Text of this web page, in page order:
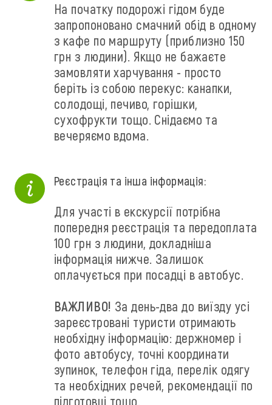
На початку подорожі гідом буде
запропоновано смачний обід в одному
з кафе по маршруту (приблизно 150
грн з людини). Якщо не бажаєте
замовляти харчування - просто
беріть із собою перекус: канапки,
солодощі, печиво, горішки,
сухофрукти тощо. Снідаємо та
вечеряємо вдома.
Реєстрація та інша інформація:
Для участі в екскурсії потрібна
попередня реєстрація та передоплата
100 грн з людини, докладніша
інформація нижче. Залишок
оплачується при посадці в автобус.
ВАЖЛИВО! За день-два до виїзду усі
зареєстровані туристи отримають
необхідну інформацію: держномер і
фото автобусу, точні координати
зупинок, телефон гіда, перелік одягу
та необхідних речей, рекомендації по
підготовці тощо.